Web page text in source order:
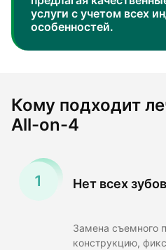
услуги с учетом всех
особенностей.
Кому подходит
All-on-4
Нет всех зубов
Замена съемного
конструкцию,